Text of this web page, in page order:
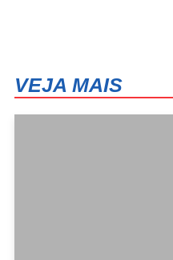
VEJA MAIS